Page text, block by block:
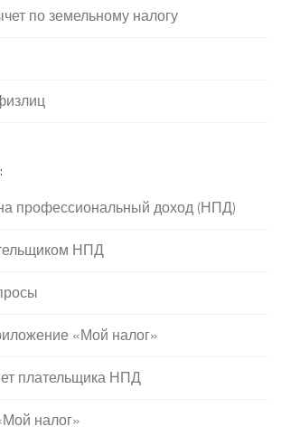
по земельному налогу
профессиональный доход (НПД)
НПД
«Мой налог»
плательщика НПД
налог»